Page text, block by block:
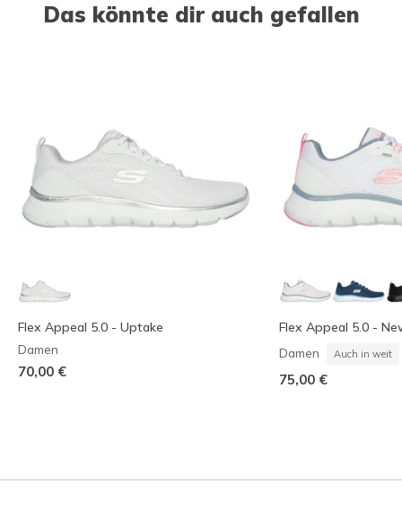
Das könnte dir auch gefallen
Flex Appeal 5.0 - Uptake
Damen
70,00 €
Flex Appeal 5.0 -
Damen Auch in weit
75,00 €